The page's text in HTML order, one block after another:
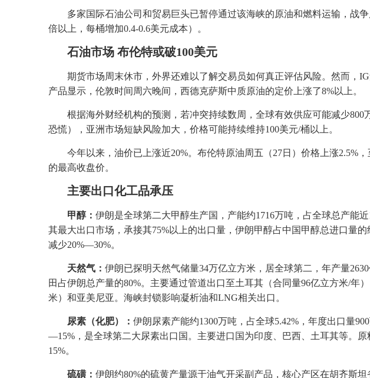
多家国际石油公司和贸易巨头已暂停通过该海峡的原油和燃料运输，战
倍以上，每桶增加0.4-0.6美元成本）。
石油市场 布伦特或破100美元
期货市场周末休市，外界还难以了解交易员如何真正评估风险。然而，
产品显示，伦敦时间周六晚间，西德克萨斯中质原油的定价上涨了8%以上。
根据海外财经机构的预测，若冲突持续数周，全球有效供应可能减少
恐慌），亚洲市场短缺风险加大，价格可能持续维持100美元/桶以上。
今年以来，油价已上涨近20%。布伦特原油周五（27日）价格上涨2.5%
的最高收盘价。
主要出口化工品承压
甲醇： 伊朗是全球第二大甲醇生产国，产能约1716万吨，占全球总产能近
其最大出口市场，承接其75%以上的出口量，伊朗甲醇占中国甲醇总进口量的
减少20%—30%。
天然气： 伊朗已探明天然气储量34万亿立方米，居全球第二，年产量
田占伊朗总产量的80%。主要通过管道出口至土耳其（合同量96亿立方米/年
米）和亚美尼亚 。海峡封锁影响凝析油和LNG相关出口。
尿素（化肥）： 伊朗尿素产能约1300万吨，占全球5.42%，年度出口量
—15%，是全球第二大尿素出口国 。主要进口国为印度、巴西、土耳其等。
15%。
硫磺： 伊朗约80%的硫黄产量源于油气开采副产品，核心产区在胡齐斯